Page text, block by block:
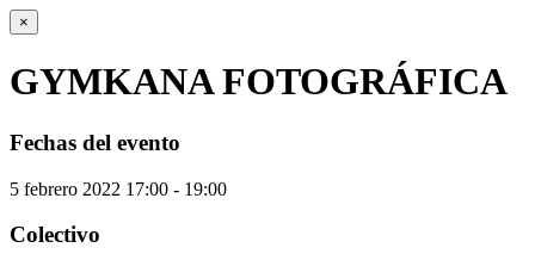
×
GYMKANA FOTOGRÁFICA
Fechas del evento
5 febrero 2022 17:00 - 19:00
Colectivo